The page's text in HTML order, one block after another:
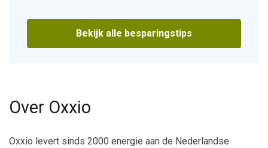
Bekijk alle besparingstips
Over Oxxio
Oxxio levert sinds 2000 energie aan de Nederlandse